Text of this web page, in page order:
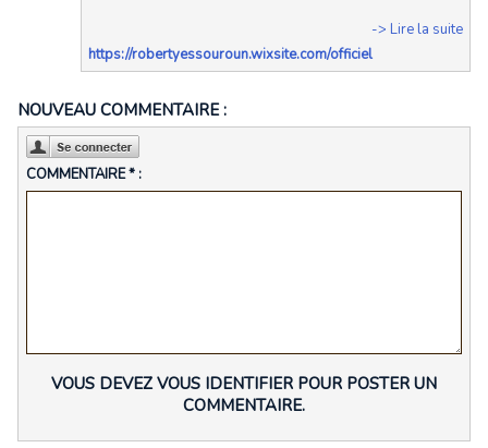
-> Lire la suite
https://robertyessouroun.wixsite.com/officiel
NOUVEAU COMMENTAIRE :
COMMENTAIRE * :
VOUS DEVEZ VOUS IDENTIFIER POUR POSTER UN
COMMENTAIRE.